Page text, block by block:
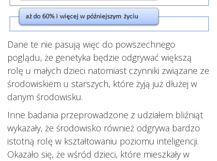
Dane te nie pasują więc do powszechnego
poglądu, że genetyka będzie odgrywać większą
rolę u małych dzieci natomiast czynniki związane ze
środowiskiem u starszych, które żyją już dłużej w
danym środowisku.
Inne badania przeprowadzone z udziałem bliźniąt
wykazały, że środowisko również odgrywa bardzo
istotną rolę w kształtowaniu poziomu inteligencji.
Okazało się, że wśród dzieci, które mieszkały w